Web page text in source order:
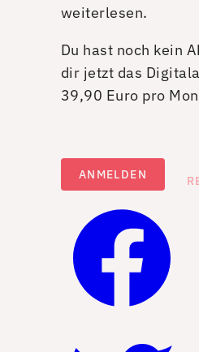
weiterlesen.
Du hast noch kein
dir jetzt das
39,90 Euro pro
ANMELDEN